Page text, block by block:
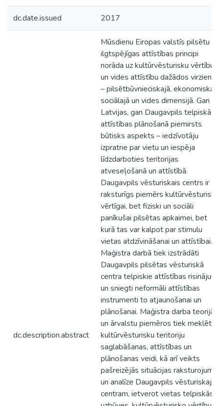
dc.date.issued 2017
dc.description.abstract
Mūsdienu Eiropas valstīs pilsētu
ilgtspējīgas attīstības principi
norāda uz kultūrvēsturisku vērtību
un vides attīstību dažādos
– pilsētbūvnieciskajā,
sociālajā un vides dimensijā. Gan
Latvijas, gan Daugavpils telpiskās
attīstības plānošanā piemirsts
būtisks aspekts – iedzīvotāju
izpratne par vietu un iespēja
līdzdarboties teritorijas
atveseļošanā un attīstībā.
Daugavpils vēsturiskais centrs ir
raksturīgs piemērs kultūrvēsturiski
vērtīgai, bet fiziski un sociāli
panīkušai pilsētas apkaimei, bet
kurā tas var kalpot par stimulu
vietas atdzīvināšanai un attīstībai.
Maģistra darbā tiek izstrādāti
Daugavpils pilsētas vēsturiskā
centra telpiskie attīstības
un sniegti neformāli attīstības
instrumenti to atjaunošanai un
plānošanai. Maģistra darba teorijā
un ārvalstu piemēros tiek meklēti
kultūrvēsturisku teritoriju
saglabāšanas, attīstības un
plānošanas veidi, kā arī veikts
pašreizējās situācijas raksturojums
un analīze Daugavpils
centram, ietverot vietas telpiskās